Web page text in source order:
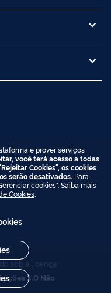
sob a licença
3.0 Não
e prover serviços
você terá acesso a todas
Cookies", os cookies
serão desativados. Para
cookies". Saiba mais
Cookies.